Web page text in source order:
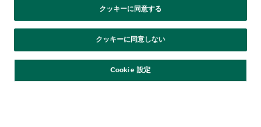
絞り込み 並び替え
Afternoon Tea(アフタヌーンティー)公式オンラインストアで
は、
キッチン・ダイニングなどの生活雑貨、紅茶・焼き菓子など、
毎日新商品をご用意しています。
Cookie 設定
クッキーに同意しない
クッキーに同意する